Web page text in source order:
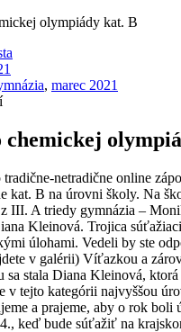
, marec 2021
chemickej
netradične online
kat. B na úrovni školy. Na
III. A triedy gymnázia –
Kleinová. Trojica
úlohami. Vedeli by ste
v galérii) Víťazkou a
sa stala Diana Kleinová, ktorá
v tejto kategórii najvyššou
a prajeme, aby o rok boli
keď bude súťažiť na